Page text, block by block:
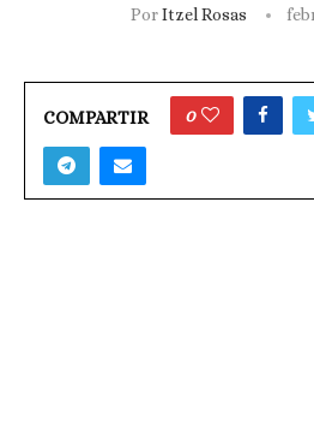
PorItzel Rosas
COMPARTIR 0